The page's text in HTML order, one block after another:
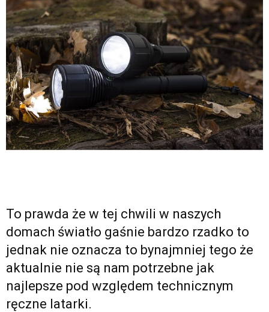
To prawda że w tej chwili w naszych
domach światło gaśnie bardzo rzadko to
jednak nie oznacza to bynajmniej tego że
aktualnie nie są nam potrzebne jak
najlepsze pod względem technicznym
ręczne latarki.